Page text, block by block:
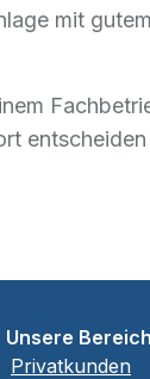
mit
Unsere
Privatkunden